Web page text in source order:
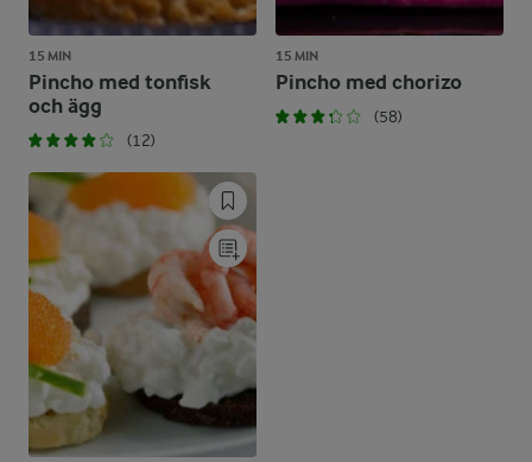
15 MIN
Pincho med tonfisk
och ägg
(12)
15 MIN
Pincho med chorizo
(58)